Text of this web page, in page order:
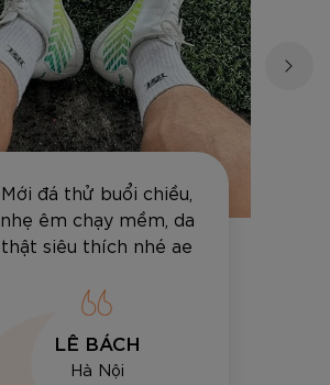
Mới đá thử buổi chiều,
nhẹ êm chạy mềm, da
thật siêu thích nhé ae
LÊ BÁCH
Hà Nội